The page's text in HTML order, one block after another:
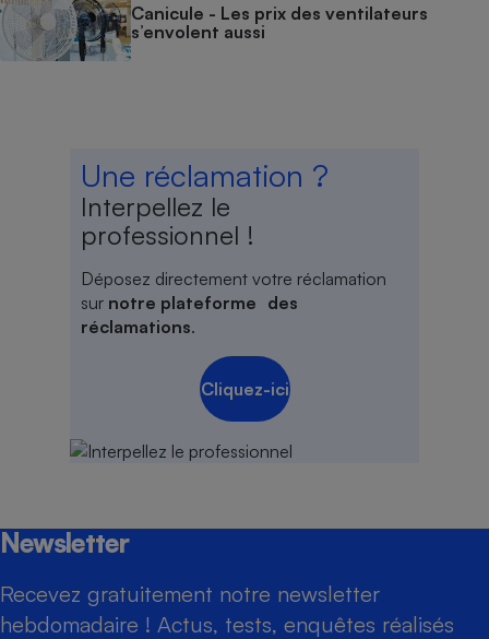
Canicule - Les prix des ventilateurs
s’envolent aussi
Une réclamation ?
Interpellez le
professionnel !
Déposez directement votre réclamation
sur notre plateforme des
réclamations.
Cliquez-ici
Newsletter
Recevez gratuitement notre newsletter
hebdomadaire ! Actus, tests, enquêtes réalisés